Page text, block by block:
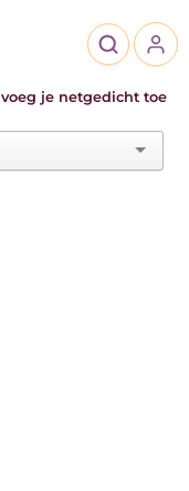
voeg je netgedicht toe